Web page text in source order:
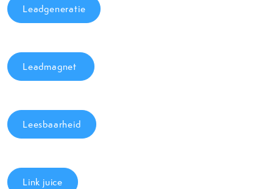
Leadgeneratie
Leadmagnet
Leesbaarheid
Link juice